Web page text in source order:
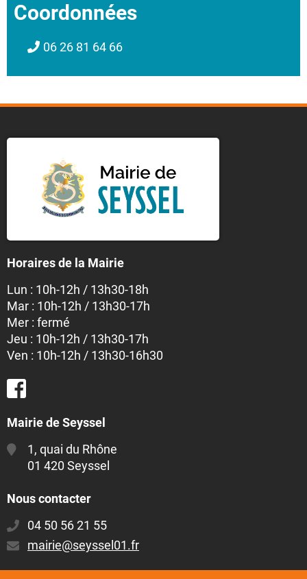
Coordonnées
06 26 81 64 66
Horaires de la Mairie
Lun : 10h-12h / 13h30-18h
Mar : 10h-12h / 13h30-17h
Mer : fermé
Jeu : 10h-12h / 13h30-17h
Ven : 10h-12h / 13h30-16h30
Mairie de Seyssel
1, quai du Rhône
01 420 Seyssel
Nous contacter
04 50 56 21 55
E-
mairie@seyssel01.fr